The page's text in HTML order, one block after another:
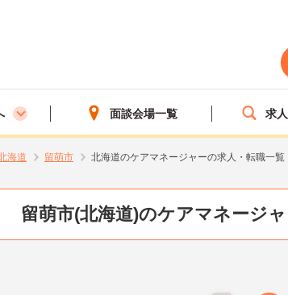
面談会場一覧 求
海道 留萌市 北海道のケアマネージャーの求人・転職一覧
留萌市(北海道)のケアマネージ